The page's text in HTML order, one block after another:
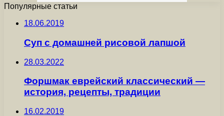
Популярные статьи
18.06.2019
Суп с домашней рисовой лапшой
28.03.2022
Форшмак еврейский классический —
история, рецепты, традиции
16.02.2019